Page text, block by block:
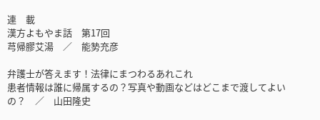
連 載
漢方よもやま話 第17回
芎帰膠艾湯 ／ 能㔟充彦
弁護士が答えます！法律にまつわるあれこれ
患者情報は誰に帰属するの？写真や動画などはどこまで渡してよい
の？ ／ 山田隆史